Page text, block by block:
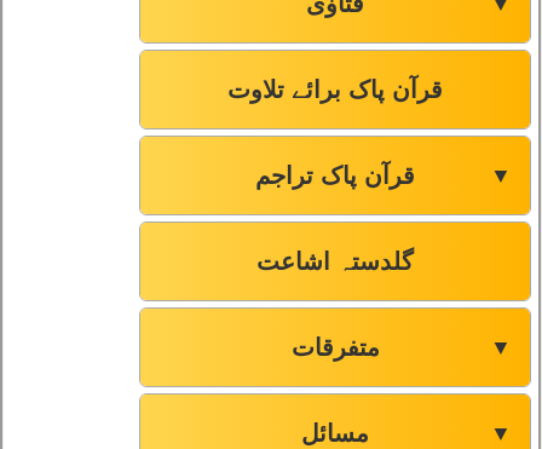
قرآن پاک برائے تلاوت
قرآن پاک تراجم ▼
گلدستہ اشاعت
متفرقات ▼
مسائل ▼